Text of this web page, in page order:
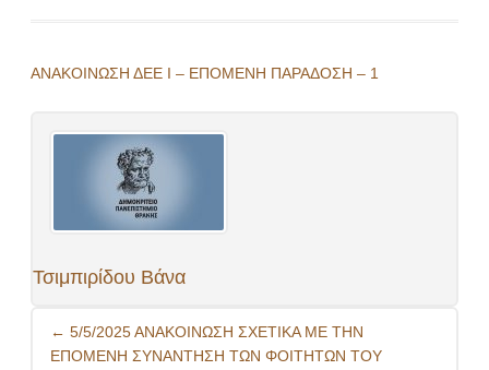
ΑΝΑΚΟΙΝΩΣΗ ΔΕΕ Ι – ΕΠΟΜΕΝΗ ΠΑΡΑΔΟΣΗ – 1
Τσιμπιρίδου Βάνα
Post
navigation
← 5/5/2025 ΑΝΑΚΟΙΝΩΣΗ ΣΧΕΤΙΚΑ ΜΕ ΤΗΝ
ΕΠΟΜΕΝΗ ΣΥΝΑΝΤΗΣΗ ΤΩΝ ΦΟΙΤΗΤΩΝ ΤΟΥ